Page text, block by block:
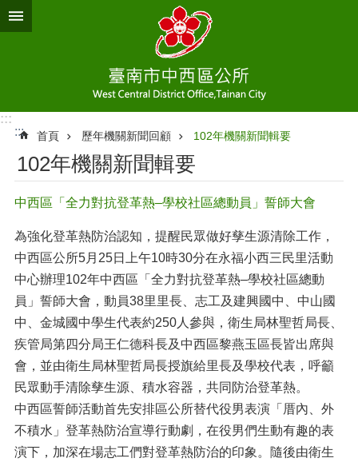
跳到主要內容區塊
:::
:::
首頁 歷年機關新聞回顧 102年機關新聞輯要
102年機關新聞輯要
中西區「全力對抗登革熱–學校社區總動員」誓師大會
為強化登革熱防治認知，提醒民眾做好孳生源清除工作，
中西區公所5月25日上午10時30分在永福小西三民里活動
中心辦理102年中西區「全力對抗登革熱–學校社區總動
員」誓師大會，動員38里里長、志工及建興國中、中山國
中、金城國中學生代表約250人參與，衛生局林聖哲局長、
疾管局第四分局王仁德科長及中西區黎燕玉區長皆出席與
會，並由衛生局林聖哲局長授旗給里長及學校代表，呼籲
民眾動手清除孳生源、積水容器，共同防治登革熱。
中西區誓師活動首先安排區公所替代役男表演「厝內、外
不積水」登革熱防治宣導行動劇，在役男們生動有趣的表
演下，加深在場志工們對登革熱防治的印象。隨後由衛生